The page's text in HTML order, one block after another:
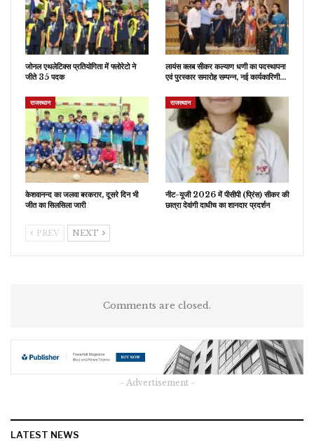
जोनल एथलेटिक्स प्रतियोगिता में फ्लोरेटो ने
जीते 35 पदक
लायंस क्लब सीकर कल्याण धणी का पदस्थापना
एवं पुरस्कार समारोह सम्पन्न, नई कार्यकारिणी…
राजस्थान
केशवानन्द का जलवा बरकरार, दूसरे दिन भी
जीत का सिलसिला जारी
राजस्थान
नीट-यूजी 2026 में पीसीपी (प्रिंस) सीकर की
छात्रा देवांगी दाधीच का शानदार प्रदर्शन
PREV NEXT
Comments are closed.
- Advertisement -
LATEST NEWS